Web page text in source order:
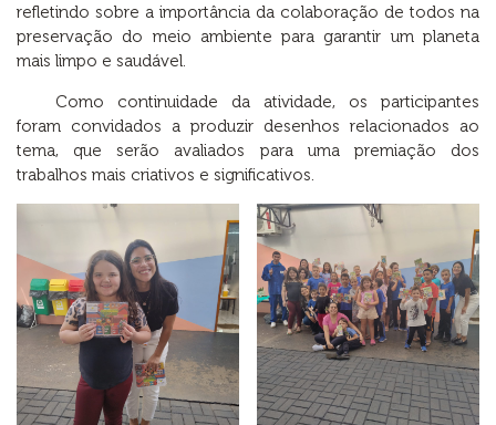
refletindo sobre a importância da colaboração de todos na
preservação do meio ambiente para garantir um planeta
mais limpo e saudável.
Como continuidade da atividade, os participantes
foram convidados a produzir desenhos relacionados ao
tema, que serão avaliados para uma premiação dos
trabalhos mais criativos e significativos.